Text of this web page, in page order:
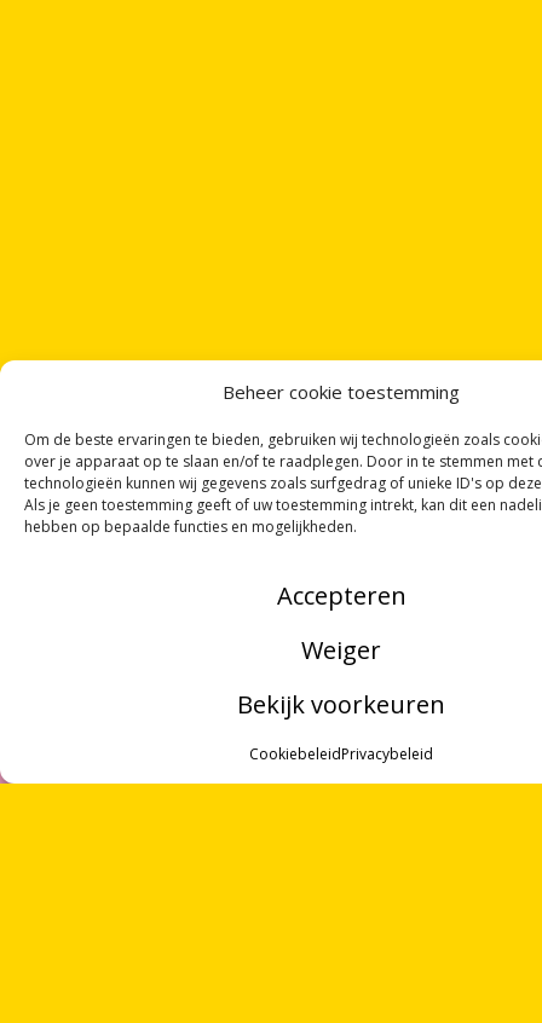
Beheer cookie toestemming
Om de beste ervaringen te bieden, gebruiken wij technologieën zoals
over je apparaat op te slaan en/of te raadplegen. Door in te stemmen met
technologieën kunnen wij gegevens zoals surfgedrag of unieke ID's op
Als je geen toestemming geeft of uw toestemming intrekt, kan dit een
hebben op bepaalde functies en mogelijkheden.
Accepteren
Weiger
Bekijk voorkeuren
CookiebeleidPrivacybeleid
VIER GEDICHTENPER MAAND